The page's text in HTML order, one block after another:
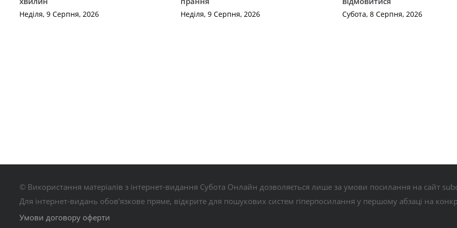
Неділя, 9 Серпня, 2026 Неділя, 9 Серпня, 2026 Субота, 8 Серпня, 2026
© Використання матеріалів з інтернет-видання Субота Онлайн дозволяється лише за умови посилання на сайт
Для інтернет-видань обов’язкове пряме, відкрите для пошукових систем гіперпосилання у першому абзаці на
Умови договору оферти